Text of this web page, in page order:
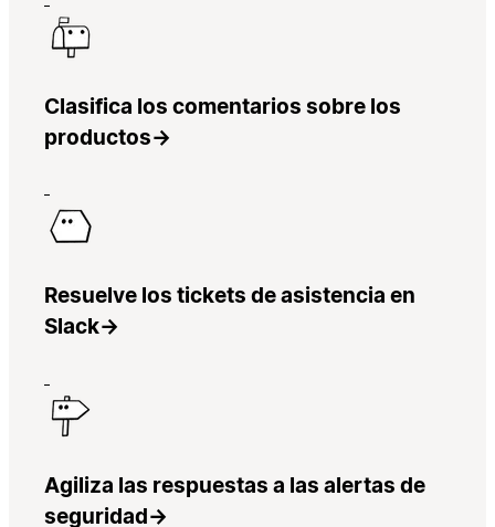
Clasifica los comentarios sobre los
productos→
Resuelve los tickets de asistencia en
Slack→
Agiliza las respuestas a las alertas de
seguridad→